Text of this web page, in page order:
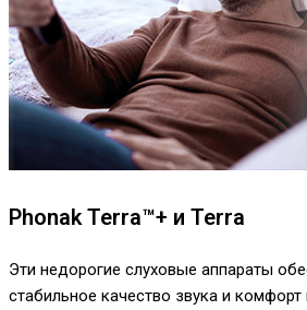
Phonak Terra™+ и Terra
Эти недорогие слуховые аппараты
стабильное качество звука и